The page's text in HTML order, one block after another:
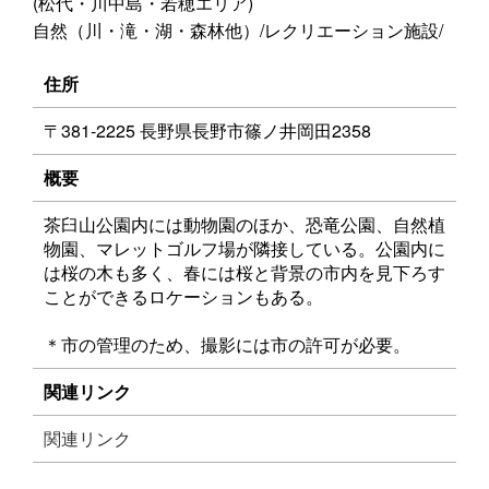
自然（川・滝・湖・森林他）/レクリエーション施設/
住所
〒381-2225 長野県長野市篠ノ井岡田2358
概要
茶臼山公園内には動物園のほか、恐竜公園、自然植
物園、マレットゴルフ場が隣接している。公園内に
は桜の木も多く、春には桜と背景の市内を見下ろす
ことができるロケーションもある。
＊市の管理のため、撮影には市の許可が必要。
関連リンク
関連リンク